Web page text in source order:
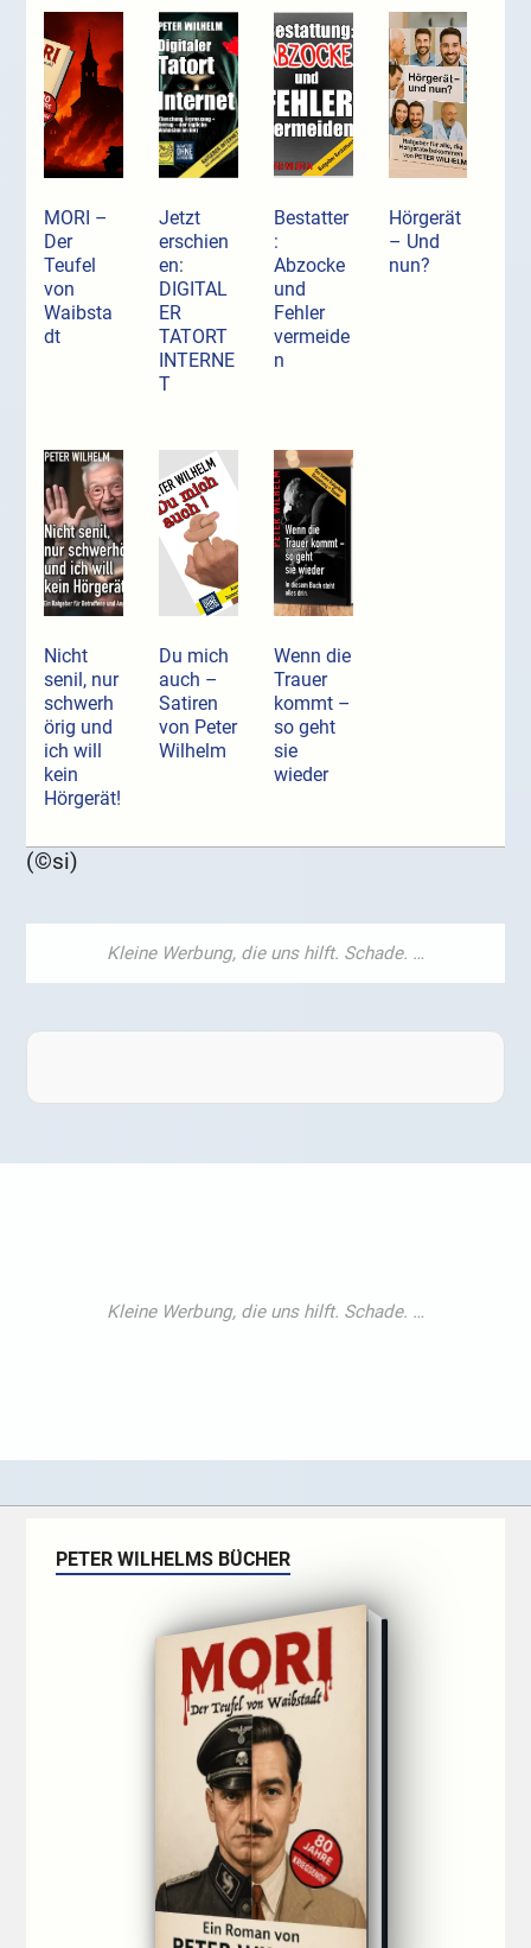
MORI –
Der
Teufel
von
Waibsta
dt
Jetzt
erschien
en:
DIGITAL
ER
TATORT
INTERNE
T
Bestatter
:
Abzocke
und
Fehler
vermeide
n
Hörgerät
– Und
nun?
Nicht
senil, nur
schwerh
örig und
ich will
kein
Hörgerät!
Du mich
auch –
Satiren
von Peter
Wilhelm
Wenn die
Trauer
kommt –
so geht
sie
wieder
(©si)
PETER WILHELMS BÜCHER